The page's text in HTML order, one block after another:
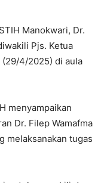
Manokwari, Dr.
Pjs. Ketua
(29/4/2025) di aula
menyampaikan
Dr. Filep Wamafma
melaksanakan tugas